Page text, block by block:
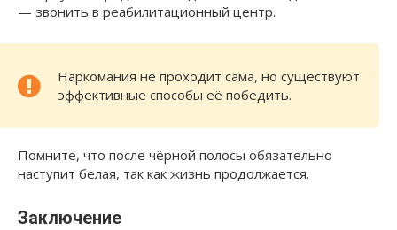
— звонить в реабилитационный центр.
Наркомания не проходит сама, но существуют
эффективные способы её победить.
Помните, что после чёрной полосы обязательно
наступит белая, так как жизнь продолжается.
Заключение